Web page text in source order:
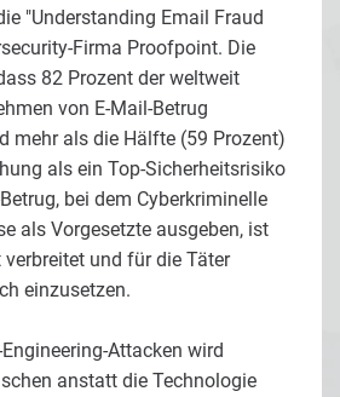
"Understanding Email Fraud
Firma Proofpoint. Die
82 Prozent der weltweit
von E-Mail-Betrug
mehr als die Hälfte (59 Prozent)
als ein Top-Sicherheitsrisiko
bei dem Cyberkriminelle
als Vorgesetzte ausgeben, ist
und für die Täter
einzusetzen.
Attacken wird
anstatt die Technologie